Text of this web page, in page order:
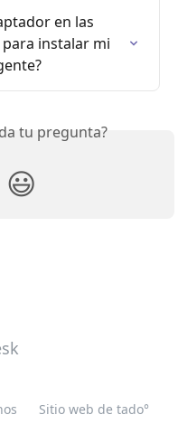
en las
instalar mi
tu pregunta?
😃
Sitio web de tado°